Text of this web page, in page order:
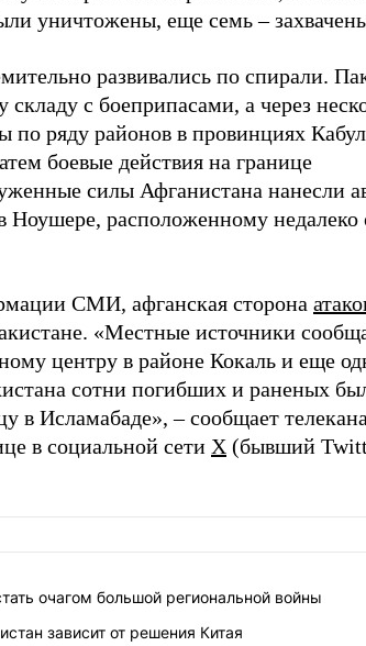
уничтожены, еще семь –
развивались по спирали.
складу с боеприпасами, а через
по ряду районов в провинциях
боевые действия на границе
силы Афганистана нанесли
Ноушере, расположенному недалеко
СМИ, афганская сторона
«Местные источники
центру в районе Кокаль и еще
сотни погибших и раненых
в Исламабаде», – сообщает
в социальной сети X (бывший
очагом большой региональной войны
зависит от решения Китая